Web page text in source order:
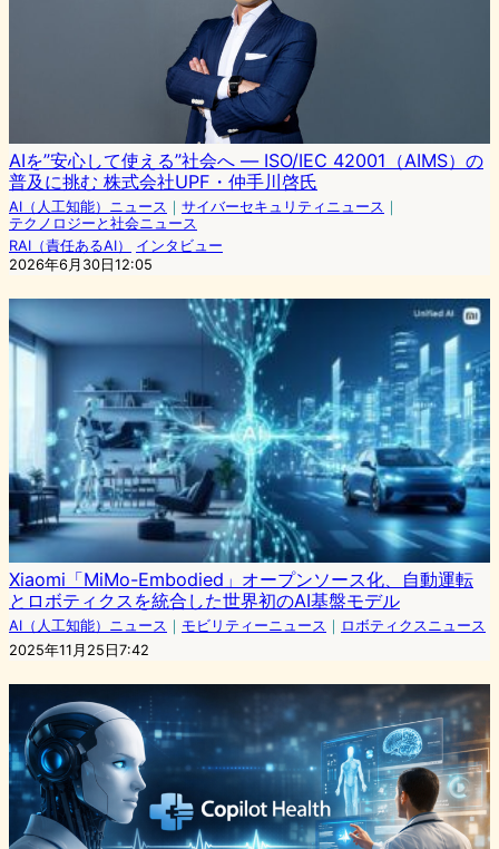
AIを”安心して使える”社会へ ― ISO/IEC 42001（AIMS）の
普及に挑む 株式会社UPF・仲手川啓氏
AI（人工知能）ニュース ｜ サイバーセキュリティニュース ｜
テクノロジーと社会ニュース
RAI（責任あるAI）
インタビュー
2026年6月30日12:05
Xiaomi「MiMo-Embodied」オープンソース化、自動運転
とロボティクスを統合した世界初のAI基盤モデル
AI（人工知能）ニュース ｜ モビリティーニュース ｜ ロボティクスニュース
2025年11月25日7:42